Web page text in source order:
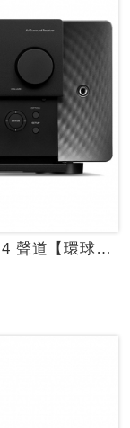
Marantz Cinema 30 環繞擴大機 11.4 聲道【環球知音公司貨保...